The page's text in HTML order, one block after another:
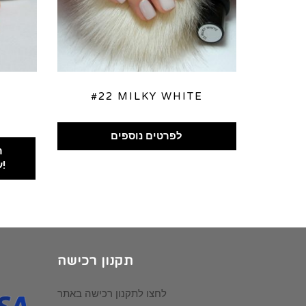
עכשיו!
#22 MILKY WHITE
לפרטים נוספים
תקנון רכישה
לחצו לתקנון רכישה באתר